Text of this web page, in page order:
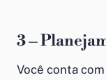
3 –
Você conta